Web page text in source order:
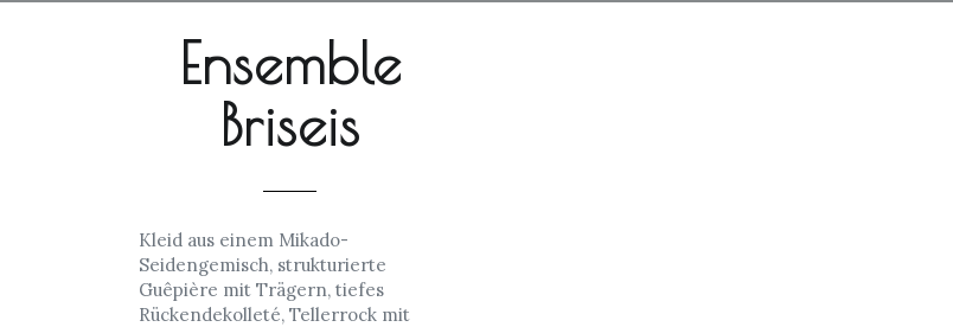
Ensemble
Briseis
Kleid aus einem Mikado-
Seidengemisch, strukturierte
Guêpière mit Trägern, tiefes
Rückendekolleté, Tellerrock mit